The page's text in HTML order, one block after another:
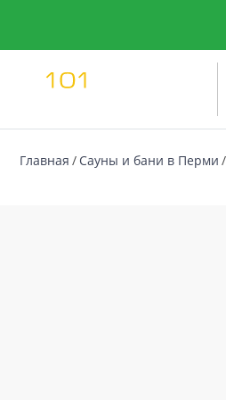
Главная Сауны и бани в Перми